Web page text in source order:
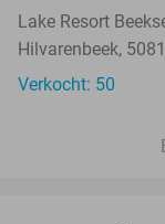
Lake Resort
Hilvarenbeek,
Verkocht: 50